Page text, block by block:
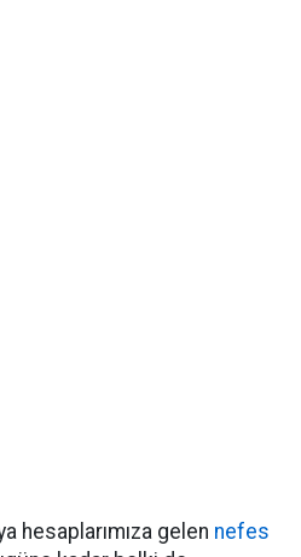
hesaplarımıza gelen nefes